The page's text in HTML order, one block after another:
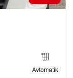
Avtomatik